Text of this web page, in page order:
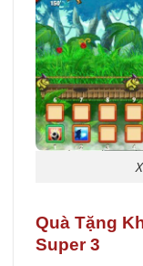
Quà Tặng
Super 3